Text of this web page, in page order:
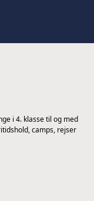
i 4. klasse til og med
camps, rejser